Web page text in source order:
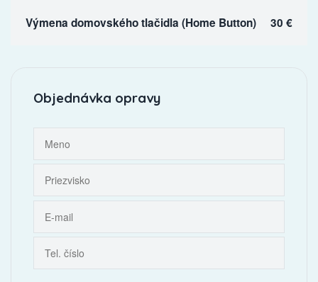
Výmena domovského tlačidla (Home Button) 30 €
Objednávka opravy